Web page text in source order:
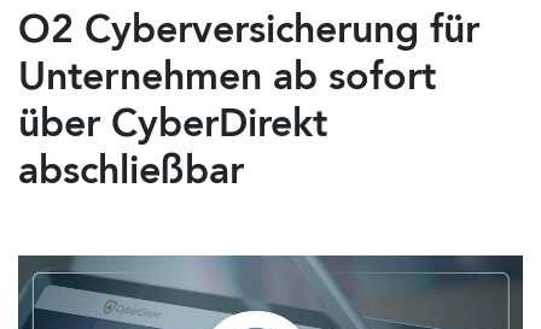
O2 Cyberversicherung für
Unternehmen ab sofort
über CyberDirekt
abschließbar